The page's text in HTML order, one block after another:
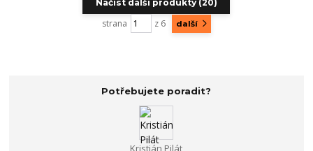
Načíst další produkty (20)
strana z 6 další
Potřebujete poradit?
Kristián Pilát